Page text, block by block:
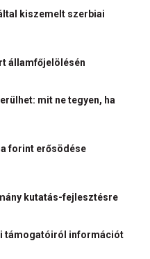
kiszemelt szerbiai
államfőjelölésén
mit ne tegyen, ha
forint erősödése
kutatás-fejlesztésre
támogatóiról információt